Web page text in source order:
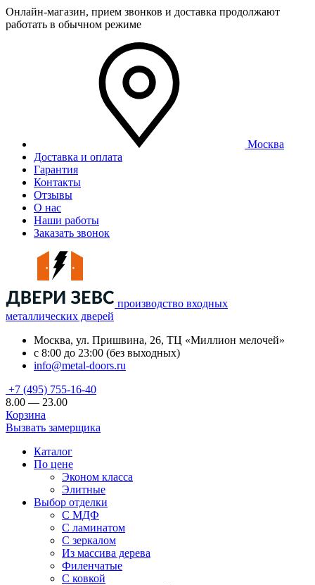
Онлайн-магазин, прием звонков и доставка продолжают
работать в обычном режиме
Москва
Доставка и оплата
Гарантия
Контакты
Отзывы
О нас
Наши работы
Заказать звонок
производство входных
металлических дверей
Москва, ул. Пришвина, 26, ТЦ «Миллион мелочей»
с 8:00 до 23:00 (без выходных)
info@metal-doors.ru
+7 (495) 755-16-40
8.00 — 23.00
Корзина
Вызвать замерщика
Каталог
По цене
Эконом класса
Элитные
Выбор отделки
С МДФ
С ламинатом
С зеркалом
Из массива дерева
Филенчатые
С ковкой